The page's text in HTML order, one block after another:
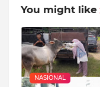
You might like
NASIONAL